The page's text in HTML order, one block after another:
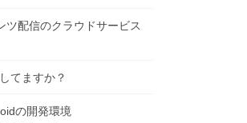
ツ配信のクラウドサービス
てますか？
の開発環境